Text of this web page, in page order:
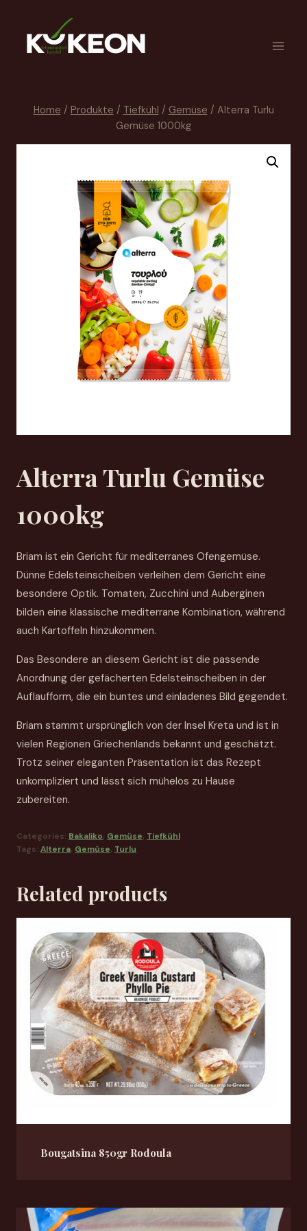
Home / Produkte / Tiefkühl / Gemüse / Alterra Turlu
Gemüse 1000kg
Alterra Turlu Gemüse
1000kg
Briam ist ein Gericht für mediterranes Ofengemüse.
Dünne Edelsteinscheiben verleihen dem Gericht eine
besondere Optik. Tomaten, Zucchini und Auberginen
bilden eine klassische mediterrane Kombination, während
auch Kartoffeln hinzukommen.
Das Besondere an diesem Gericht ist die passende
Anordnung der gefächerten Edelsteinscheiben in der
Auflaufform, die ein buntes und einladenes Bild gegendet.
Briam stammt ursprünglich von der Insel Kreta und ist in
vielen Regionen Griechenlands bekannt und geschätzt.
Trotz seiner eleganten Präsentation ist das Rezept
unkompliziert und lässt sich mühelos zu Hause
zubereiten.
Categories: Bakaliko, Gemüse, Tiefkühl
Tags: Alterra, Gemüse, Turlu
Related products
Bougatsina 850gr Rodoula